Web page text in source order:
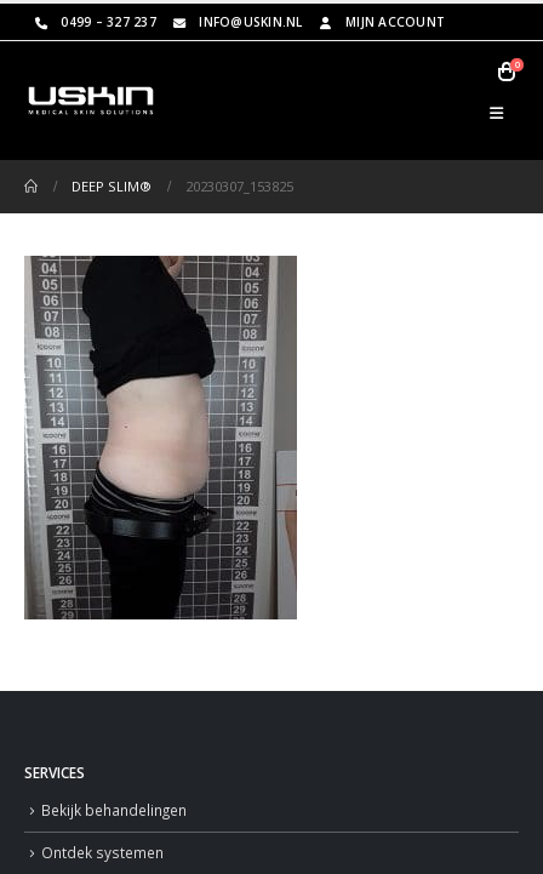
0499 – 327 237 INFO@USKIN.NL MIJN ACCOUNT
0
DEEP SLIM® 20230307_153825
SERVICES
Bekijk behandelingen
Ontdek systemen